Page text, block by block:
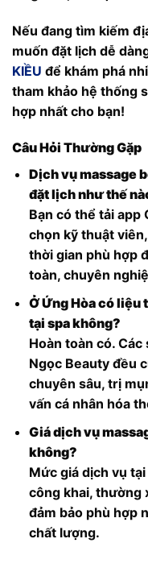
Nếu đang tìm kiếm
muốn đặt lịch dễ
KIỀU để khám phá
tham khảo hệ thống
hợp nhất cho bạn!
Câu Hỏi Thường Gặp
Dịch vụ massage
đặt lịch như thế
Bạn có thể tải app
chọn kỹ thuật
thời gian phù hợp
toàn, chuyên
Ở Ứng Hòa có liệu
tại spa không?
Hoàn toàn có. Các
Ngọc Beauty đều
chuyên sâu, trị
vấn cá nhân hóa
Giá dịch vụ
không?
Mức giá dịch vụ
công khai, thường
đảm bảo phù hợp
chất lượng.